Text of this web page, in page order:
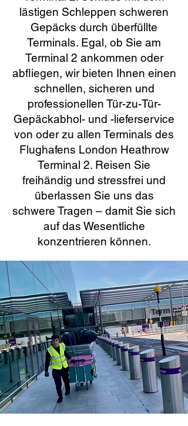
lästigen Schleppen schweren
Gepäcks durch überfüllte
Terminals. Egal, ob Sie am
Terminal 2 ankommen oder
abfliegen, wir bieten Ihnen einen
schnellen, sicheren und
professionellen Tür-zu-Tür-
Gepäckabhol- und -lieferservice
von oder zu allen Terminals des
Flughafens London Heathrow
Terminal 2. Reisen Sie
freihändig und stressfrei und
überlassen Sie uns das
schwere Tragen – damit Sie sich
auf das Wesentliche
konzentrieren können.